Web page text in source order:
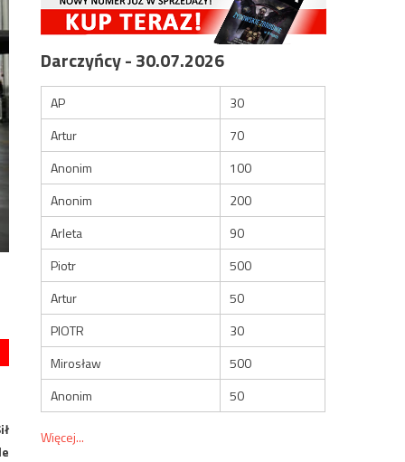
Darczyńcy - 30.07.2026
AP
30
Artur
70
Anonim
100
Anonim
200
Arleta
90
Piotr
500
Artur
50
PIOTR
30
Mirosław
500
Anonim
50
Więcej...